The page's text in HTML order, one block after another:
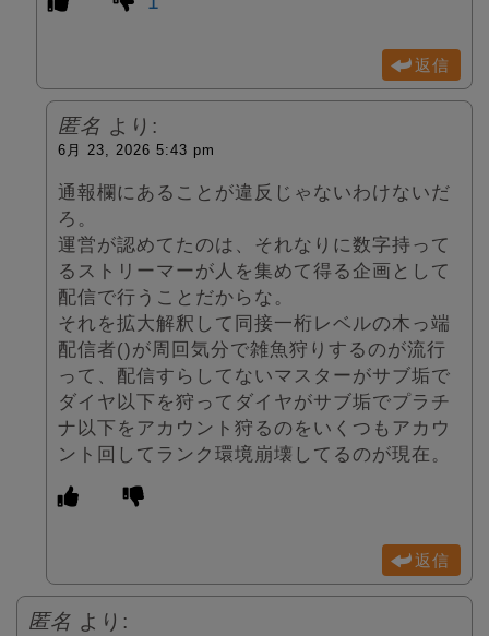
返信
匿名 より:
6月 23, 2026 5:43 pm
通報欄にあることが違反じゃないわけないだ
ろ。
運営が認めてたのは、それなりに数字持って
るストリーマーが人を集めて得る企画として
配信で行うことだからな。
それを拡大解釈して同接一桁レベルの木っ端
配信者()が周回気分で雑魚狩りするのが流行
って、配信すらしてないマスターがサブ垢で
ダイヤ以下を狩ってダイヤがサブ垢でプラチ
ナ以下をアカウント狩るのをいくつもアカウ
ント回してランク環境崩壊してるのが現在。
返信
匿名 より: